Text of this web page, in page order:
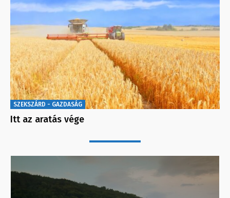
SZEKSZÁRD - GAZDASÁG
Itt az aratás vége